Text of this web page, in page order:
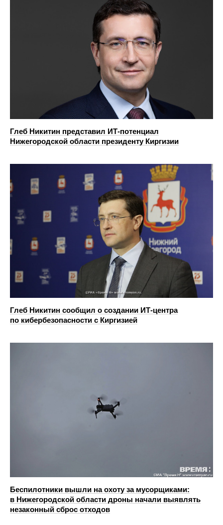
Глеб Никитин представил ИТ-потенциал
Нижегородской области президенту Киргизии
Глеб Никитин сообщил о создании ИТ-центра
по кибербезопасности с Киргизией
Беспилотники вышли на охоту за мусорщиками:
в Нижегородской области дроны начали выявлять
незаконный сброс отходов